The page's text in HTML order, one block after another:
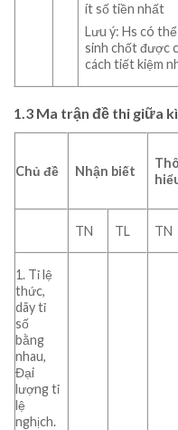
ít số tiền nhất
Lưu ý: Hs có
sinh chốt được
cách tiết kiệm
1.3 Ma trận đề thi giữa
Chủ đề Nhận biết
TN TL TN
1. Tỉ lệ
thức,
dãy tỉ
số
bằng
nhau,
Đại
lượng tỉ
lệ
nghịch.